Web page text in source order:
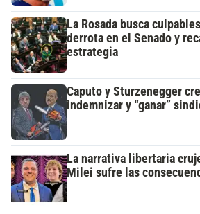
La Rosada busca
derrota en el Senado y
estrategia
Caputo y Sturzenegger
indemnizar y “ganar”
La narrativa libertaria
Milei sufre las